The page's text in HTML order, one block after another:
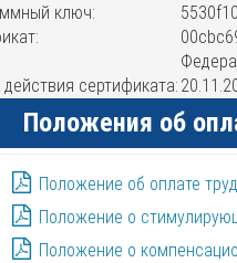
ключ:
сертификата:
Положения об
Положение об оплате
Положение о
Положение о